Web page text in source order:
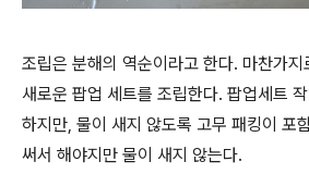
조립은 분해의 역순이라고 한다. 마찬가
새로운 팝업 세트를 조립한다. 팝업세트
하지만, 물이 새지 않도록 고무 패킹이 포
써서 해야지만 물이 새지 않는다.